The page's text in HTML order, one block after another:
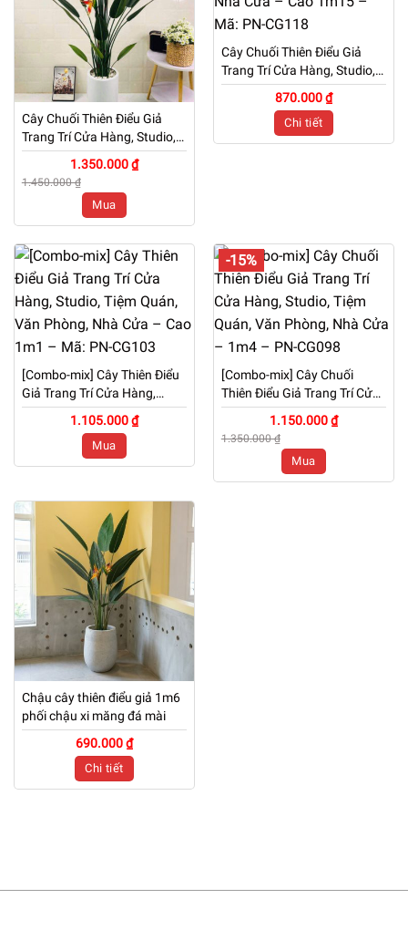
Cây Chuối Thiên Điểu Giả
Trang Trí Cửa Hàng, Studio,
Tiệm Quán, Văn Phòng, Nhà
Cửa – Cao 1m6 – Mã: PN-
1.350.000 ₫
1.450.000 ₫
Mua
Cây Chuối Thiên Điểu Giả
Trang Trí Cửa Hàng, Studio,
Tiệm Quán, Văn Phòng, Nhà
Cửa – Cao 1m15 – Mã: PN-
870.000 ₫
Chi tiết
[Combo-mix] Cây Thiên Điểu
Giả Trang Trí Cửa Hàng,
Studio, Tiệm Quán, Văn
Phòng, Nhà Cửa – Cao 1m1
– Mã: PN-CG103
1.105.000 ₫
Mua
-15%
[Combo-mix] Cây Chuối
Thiên Điểu Giả Trang Trí Cửa
Hàng, Studio, Tiệm Quán,
Văn Phòng, Nhà Cửa – 1m4
– PN-CG098
1.150.000 ₫
1.350.000 ₫
Mua
Chậu cây thiên điểu giả 1m6
phối chậu xi măng đá mài
690.000 ₫
Chi tiết